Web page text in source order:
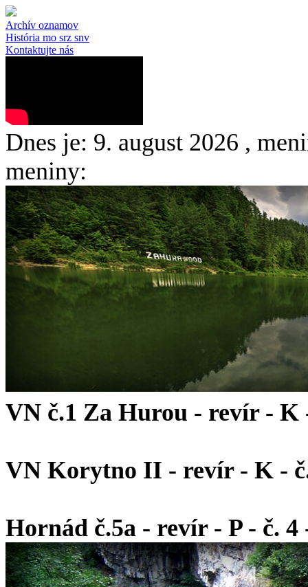
Archív oznamov
História mo srz snv
Kontaktujte nás
Dnes je: 9. august 2026 ,
meniny:
VN č.1 Za Hurou - revír - K
VN Korytno II - revír - K - č.
Hornád č.5a - revír - P - č. 4